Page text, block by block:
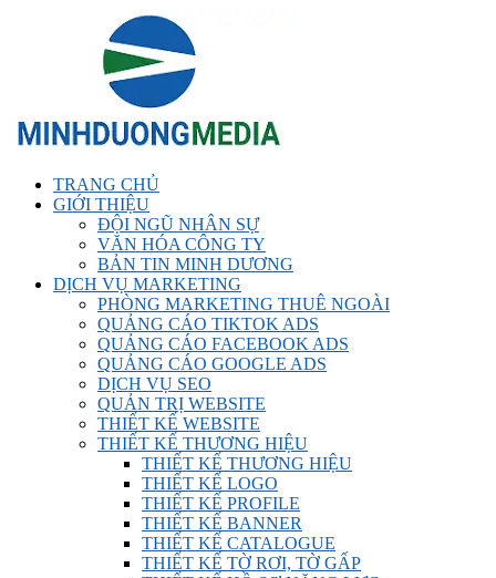
TRANG CHỦ
GIỚI THIỆU
ĐỘI NGŨ NHÂN SỰ
VĂN HÓA CÔNG TY
BẢN TIN MINH DƯƠNG
DỊCH VỤ MARKETING
PHÒNG MARKETING THUÊ NGOÀI
QUẢNG CÁO TIKTOK ADS
QUẢNG CÁO FACEBOOK ADS
QUẢNG CÁO GOOGLE ADS
DỊCH VỤ SEO
QUẢN TRỊ WEBSITE
THIẾT KẾ WEBSITE
THIẾT KẾ THƯƠNG HIỆU
THIẾT KẾ THƯƠNG HIỆU
THIẾT KẾ LOGO
THIẾT KẾ PROFILE
THIẾT KẾ BANNER
THIẾT KẾ CATALOGUE
THIẾT KẾ TỜ RƠI, TỜ GẤP